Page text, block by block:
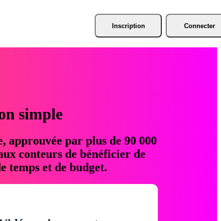
Inscription Connecter
simple
approuvée par plus de 90 000
conteurs de bénéficier de
temps et de budget.